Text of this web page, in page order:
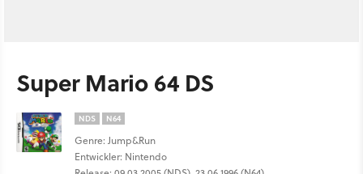
Super Mario 64 DS
NDS N64
Genre: Jump&Run
Entwickler: Nintendo